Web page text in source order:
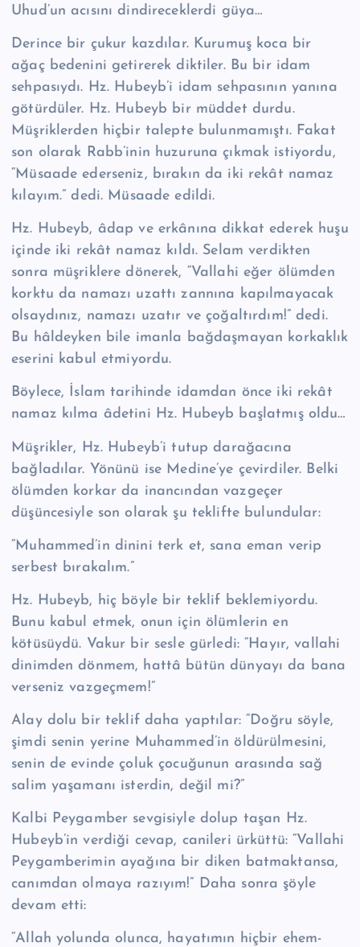
Uhud’un acısını din­direceklerdi güya…
Derince bir çukur kazdılar. Kurumuş koca bir
ağaç bedenini getirerek dikti­ler. Bu bir idam
sehpasıydı. Hz. Hubeyb’i idam sehpasının yanına
götürdüler. Hz. Hubeyb bir müddet durdu.
Müşriklerden hiçbir talepte bulunmamıştı. Fa­kat
son olarak Rabb’inin huzuruna çıkmak istiyordu,
“Müsaade ederseniz, bıra­kın da iki rekât namaz
kılayım.” dedi. Müsaade edildi.
Hz. Hubeyb, âdap ve erkânına dikkat ederek huşu
içinde iki rekât namaz kıldı. Selam verdikten
sonra müşriklere dönerek, “Vallahi eğer ölümden
korktu da namazı uzattı zannına kapılmayacak
olsaydınız, namazı uzatır ve çoğaltırdım!” dedi.
Bu hâldeyken bile imanla bağdaşmayan korkaklık
eserini kabul etmiyor­du.
Böylece, İslam tarihinde idamdan önce iki rekât
namaz kılma âdetini Hz. Hu­beyb başlatmış oldu…
Müşrikler, Hz. Hubeyb’i tutup darağacına
bağladılar. Yönünü ise Medine’ye çevirdiler. Belki
ölümden korkar da inancından vazgeçer
düşüncesiyle son ola­rak şu teklifte bulundular:
“Muhammed’in dinini terk et, sana eman verip
serbest bırakalım.”
Hz. Hubeyb, hiç böyle bir teklif beklemiyordu.
Bunu kabul etmek, onun için ölümlerin en
kötüsüydü. Vakur bir sesle gürledi: “Hayır, vallahi
dinimden dön­mem, hattâ bütün dünyayı da bana
verseniz vazgeçmem!”
Alay dolu bir teklif daha yaptılar: “Doğru söyle,
şimdi senin yerine Muhammed’in öldürülmesini,
senin de evinde çoluk çocuğunun arasında sağ
salim ya­şamanı isterdin, değil mi?”
Kalbi Peygamber sevgisiyle dolup taşan Hz.
Hubeyb’in verdiği cevap, canile­ri ürküttü: “Vallahi
Peygamberimin ayağına bir diken batmaktansa,
canımdan olmaya razıyım!” Daha sonra şöyle
devam etti:
“Allah yolunda olunca, hayatımın hiçbir ehem­